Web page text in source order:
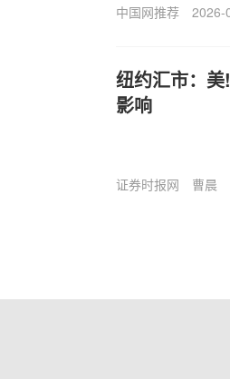
中国网推荐 2026-
纽约汇市：
影响
证券时报网 曹晨